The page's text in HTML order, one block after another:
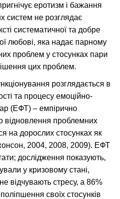
еротизм і бажання
систем не розглядає
систематичної та добре
любові, яка надає парному
проблем у стосунках пари
цих проблем.
розглядається в
та процесу емоційно-
(ЕФТ) – емпірично
відновлення проблемних
на дорослих стосунках як
2004, 2008, 2009). ЕФТ
дослідження показують,
у кризовому стані,
відчувають стресу, а 86%
своїх стосунків